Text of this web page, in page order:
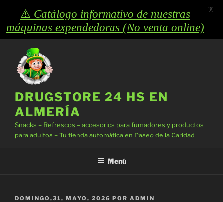
contenido
DRUGSTORE 24 HS EN
ALMERÍA
Snacks – Refrescos – accesorios para fumadores y productos
para adultos – Tu tienda automática en Paseo de la Caridad
Menú
PUBLICADO
DOMINGO,31, MAYO, 2026 POR ADMIN
⚠️ Catálogo informativo de nuestras
máquinas expendedoras (No venta online)
X